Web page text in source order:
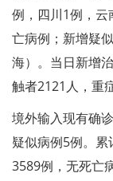
例，四川1例，
亡病例；新增疑
海）。当日新增
触者2121人，重
境外输入现有确
疑似病例5例。
3589例，无死亡